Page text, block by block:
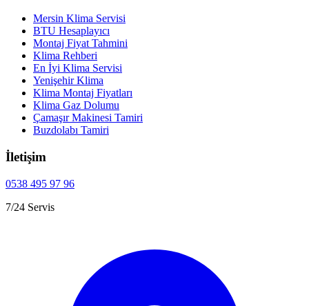
Mersin Klima Servisi
BTU Hesaplayıcı
Montaj Fiyat Tahmini
Klima Rehberi
En İyi Klima Servisi
Yenişehir Klima
Klima Montaj Fiyatları
Klima Gaz Dolumu
Çamaşır Makinesi Tamiri
Buzdolabı Tamiri
İletişim
0538 495 97 96
7/24 Servis